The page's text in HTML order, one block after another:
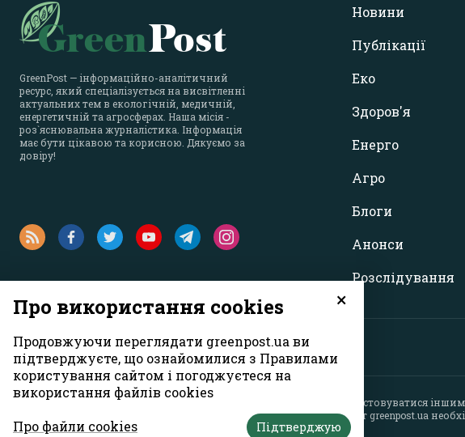
GreenPost — інформаційно-аналітичний
ресурс, який спеціалізується на висвітленні
актуальних тем в екологічній, медичній,
енергетичній та агросферах. Наша місія -
роз`яснювальна журналістика. Інформація
має бути цікавою та корисною. Дякуємо за
довіру!
Новини
Публікації
Еко
Здоров'я
Енерго
Агро
Блоги
Анонси
Розслідування
Усі права захищені. Матеріали із сайту можуть використовуватися
першому абзаці матеріалу. Також активне гіперпосилання на сайтgreenpost.ua
Думка авторів матеріалів може не збігатися з позицією редакції.
×
Про використання cookies
Продовжуючи переглядати greenpost.ua ви
підтверджуєте, що ознайомилися з Правилами
користування сайтом і погоджуєтеся на
використання файлів cookies
Про файли cookies
Підтверджую